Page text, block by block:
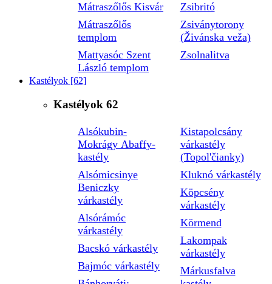
Mátraszőlős Kisvár
Mátraszőlős
templom
Mattyasóc Szent
László templom
Zsibritó
Zsiványtorony
(Živánska veža)
Zsolnalitva
Kastélyok [62]
Kastélyok 62
Alsókubin-
Mokrágy Abaffy-
kastély
Alsómicsinye
Beniczky
várkastély
Alsórámóc
várkastély
Bacskó várkastély
Bajmóc várkastély
Kistapolcsány
várkastély
(Topol'čianky)
Kluknó várkastély
Köpcsény
várkastély
Körmend
Lakompak
várkastély
Márkusfalva